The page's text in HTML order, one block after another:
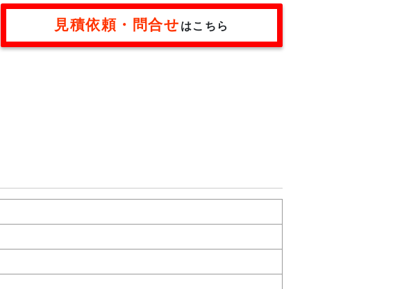
見積依頼・問合せ はこちら